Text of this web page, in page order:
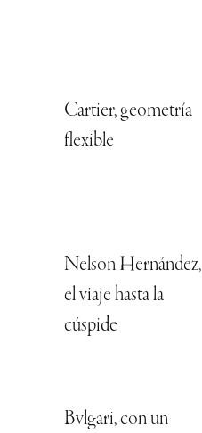
Cartier, geometría
flexible
Nelson Hernández,
el viaje hasta la
cúspide
Bvlgari, con un